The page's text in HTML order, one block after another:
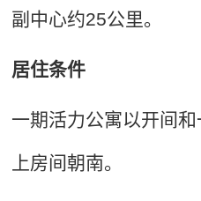
副中心约25公里。
居住条件
一期活力公寓以开间
上房间朝南。